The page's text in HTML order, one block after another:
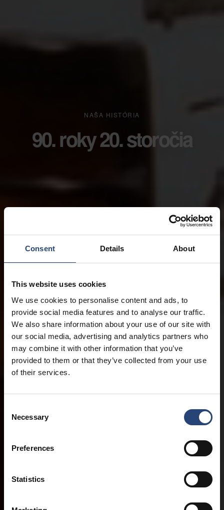
Consent Details About
This website uses cookies
We use cookies to personalise content and ads, to
provide social media features and to analyse our traffic.
We also share information about your use of our site with
our social media, advertising and analytics partners who
may combine it with other information that you’ve
provided to them or that they’ve collected from your use
of their services.
Selection
Necessary
Preferences
Statistics
NAŠA HISTÓRIA
90. roky 20. storočia